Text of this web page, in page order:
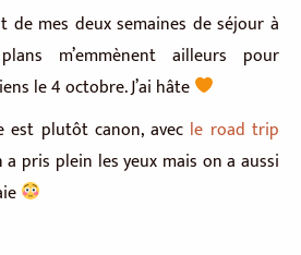
de mes deux semaines de séjour à
m’emmènent ailleurs pour
le 4 octobre. J’ai hâte
est plutôt canon, avecle road trip
a pris plein les yeux mais on a aussi